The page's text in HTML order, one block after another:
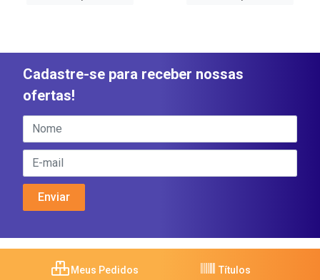
Cadastre-se para receber nossas
ofertas!
Meus Pedidos Títulos